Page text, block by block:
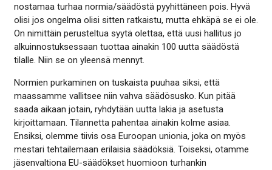
nostamaa turhaa normia/säädöstä pyyhittäneen pois. Hyvä
olisi jos ongelma olisi sitten ratkaistu, mutta ehkäpä se ei ole.
On nimittäin perusteltua syytä olettaa, että uusi hallitus jo
alkuinnostuksessaan tuottaa ainakin 100 uutta säädöstä
tilalle. Niin se on yleensä mennyt.
Normien purkaminen on tuskaista puuhaa siksi, että
maassamme vallitsee niin vahva säädösusko. Kun pitää
saada aikaan jotain, ryhdytään uutta lakia ja asetusta
kirjoittamaan. Tilannetta pahentaa ainakin kolme asiaa.
Ensiksi, olemme tiivis osa Euroopan unionia, joka on myös
mestari tehtailemaan erilaisia säädöksiä. Toiseksi, otamme
jäsenvaltiona EU-säädökset huomioon turhankin